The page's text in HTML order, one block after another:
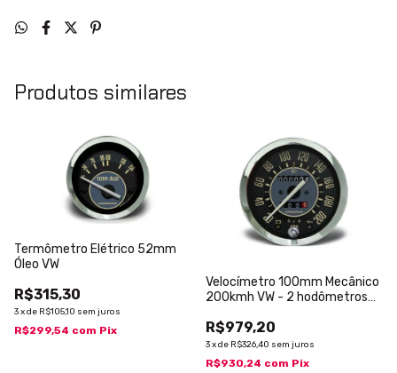
Produtos similares
Termômetro Elétrico 52mm
Óleo VW
R$315,30
3xde R$105,10 sem juros
R$299,54 com Pix
Velocímetro 100mm Mecânico
200kmh VW - 2 hodômetros
R$979,20
3xde R$326,40 sem juros
R$930,24 com Pix